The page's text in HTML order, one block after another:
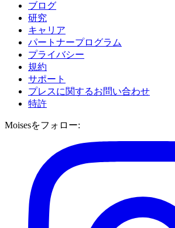
ブログ
研究
キャリア
パートナープログラム
プライバシー
規約
サポート
プレスに関するお問い合わせ
特許
Moisesをフォロー: